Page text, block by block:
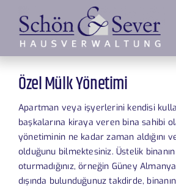
content
EV
PAZARLAMA
MÜLK HIZMETLERI
TEKLIFLER
Özel Mülk Yönetimi
Apartman veya işyerlerini kendisi
başkalarına kiraya veren bina sahibi
yönetiminin ne kadar zaman aldığını
olduğunu bilmektesiniz. Üstelik
oturmadığınız, örneğin Güney
dışında bulunduğunuz takdirde,